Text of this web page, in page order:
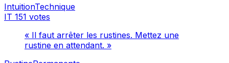
IntuitionTechnique
IT 151 votes
« Il faut arrêter les rustines. Mettez une
rustine en attendant. »